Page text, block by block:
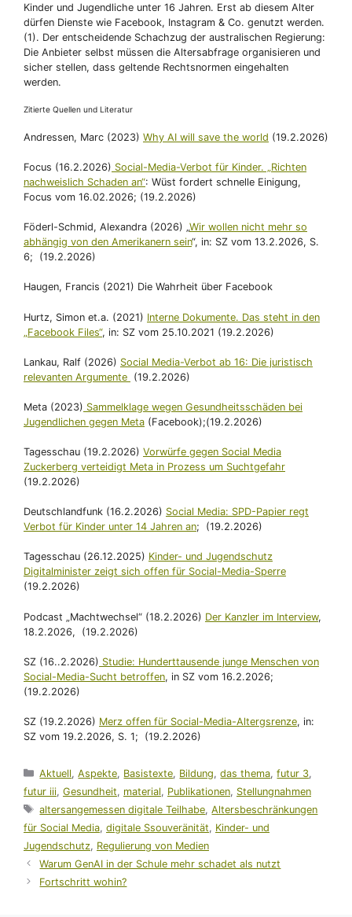
Kinder und Jugendliche unter 16 Jahren. Erst ab diesem Alter
dürfen Dienste wie Facebook, Instagram & Co. genutzt werden.
(1). Der entscheidende Schachzug der australischen Regierung:
Die Anbieter selbst müssen die Altersabfrage organisieren und
sicher stellen, dass geltende Rechtsnormen eingehalten
werden.
Zitierte Quellen und Literatur
Andressen, Marc (2023) Why AI will save the world (19.2.2026)
Focus (16.2.2026) Social-Media-Verbot für Kinder. „Richten
nachweislich Schaden an“: Wüst fordert schnelle Einigung,
Focus vom 16.02.2026; (19.2.2026)
Föderl-Schmid, Alexandra (2026) „Wir wollen nicht mehr so
abhängig von den Amerikanern sein“, in: SZ vom 13.2.2026, S.
6; (19.2.2026)
Haugen, Francis (2021) Die Wahrheit über Facebook
Hurtz, Simon et.a. (2021) Interne Dokumente. Das steht in den
„Facebook Files“, in: SZ vom 25.10.2021 (19.2.2026)
Lankau, Ralf (2026) Social Media-Verbot ab 16: Die juristisch
relevanten Argumente (19.2.2026)
Meta (2023) Sammelklage wegen Gesundheitsschäden bei
Jugendlichen gegen Meta (Facebook);(19.2.2026)
Tagesschau (19.2.2026) Vorwürfe gegen Social Media
Zuckerberg verteidigt Meta in Prozess um Suchtgefahr
(19.2.2026)
Deutschlandfunk (16.2.2026) Social Media: SPD-Papier regt
Verbot für Kinder unter 14 Jahren an; (19.2.2026)
Tagesschau (26.12.2025) Kinder- und Jugendschutz
Digitalminister zeigt sich offen für Social-Media-Sperre
(19.2.2026)
Podcast „Machtwechsel“ (18.2.2026) Der Kanzler im Interview,
18.2.2026, (19.2.2026)
SZ (16..2.2026) Studie: Hunderttausende junge Menschen von
Social-Media-Sucht betroffen, in SZ vom 16.2.2026;
(19.2.2026)
SZ (19.2.2026) Merz offen für Social-Media-Altergsrenze, in:
SZ vom 19.2.2026, S. 1; (19.2.2026)
Kategorien
Aktuell,Aspekte, Basistexte, Bildung,das thema,futur 3,
futur iii, Gesundheit, material, Publikationen, Stellungnahmen
Schlagwörter
altersangemessen digitale Teilhabe,Altersbeschränkungen
für Social Media, digitale Ssouveränität, Kinder- und
Jugendschutz, Regulierung von Medien
Warum GenAI in der Schule mehr schadet als nutzt
Fortschritt wohin?